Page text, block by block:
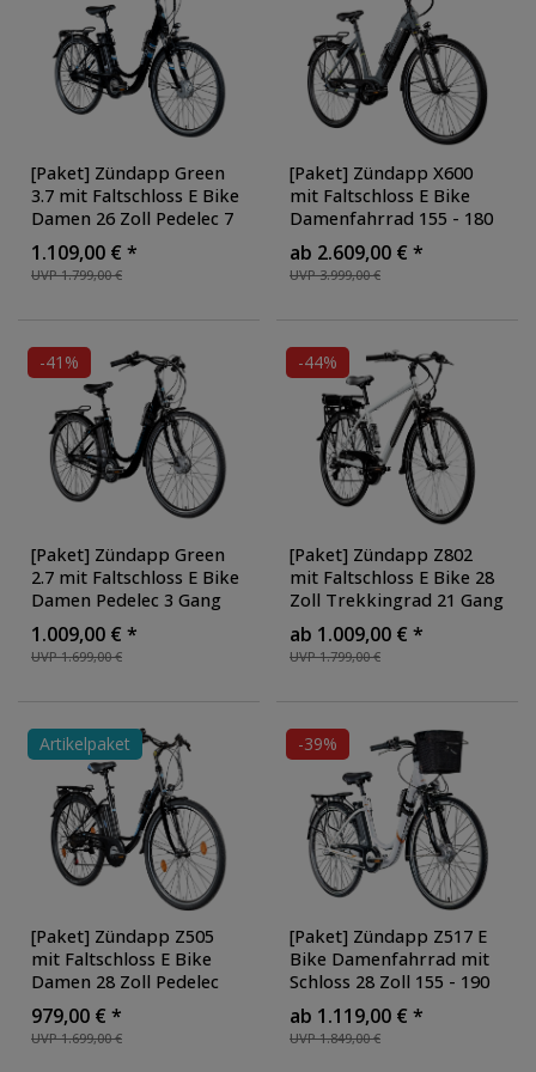
[Paket] Zündapp Green
3.7 mit Faltschloss E Bike
Damen 26 Zoll Pedelec 7
Gang Elektrofahrrad ab
140 cm Damenfahrrad
retro Hollandrad mit
Faltschloss, Farbe:
schwarz/blau
UVP 1.799,00 €
1.109,00 € *
[Paket] Zündapp X600
mit Faltschloss E Bike
Damenfahrrad 155 - 180
cm Stadtrad Pedelec 7
Gang Shimano Schaltung
Cityrad mit Bosch
Faltschloss, Farbe:
grau/gelb
UVP 3.999,00 €
ab 2.609,00 € *
-41%
[Paket] Zündapp Green
2.7 mit Faltschloss E Bike
Damen Pedelec 3 Gang
Shimano Schaltung retro
28 Zoll Damenfahrrad
Elektrofahrrad 150-175
Faltschloss, Farbe:
schwarz/blau
UVP 1.699,00 €
1.009,00 € *
-44%
[Paket] Zündapp Z802
mit Faltschloss E Bike 28
Zoll Trekkingrad 21 Gang
Elektrofahrrad StVZO 155
- 185 cm Pedelec Elektro
Trekking Fahrrad
weiß/grau
UVP 1.799,00 €
ab 1.009,00 € *
Artikelpaket
[Paket] Zündapp Z505
mit Faltschloss E Bike
Damen 28 Zoll Pedelec
160 - 185 cm 6 Gang
Damenfahrrad E Fahrrad
Hollandrad mit Licht
UVP 1.699,00 €
979,00 € *
-39%
[Paket] Zündapp Z517 E
Bike Damenfahrrad mit
Schloss 28 Zoll 155 - 190
cm mit 7 Gang
Nabenschaltung Rücktritt
Pedelec Hollandrad
UVP 1.849,00 €
ab 1.119,00 € *